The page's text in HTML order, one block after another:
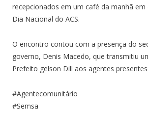
recepcionados em um café da manhã
Dia Nacional do ACS.
O encontro contou com a presença do
governo, Denis Macedo, que transmitiu
Prefeito gelson Dill aos agentes
#Agentecomunitário
#Semsa